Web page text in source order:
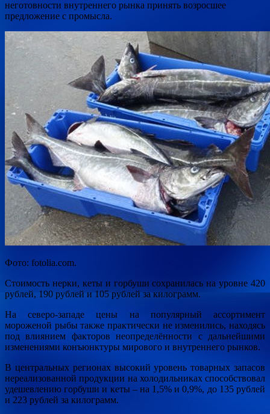
неготовности внутреннего рынка принять возросшее
предложение с промысла.
Фото: fotolia.com.
Стоимость нерки, кеты и горбуши сохранилась на уровне 420
рублей, 190 рублей и 105 рублей за килограмм.
На северо-западе цены на популярный ассортимент
мороженой рыбы также практически не изменились, находясь
под влиянием факторов неопределённости с дальнейшими
изменениями конъюнктуры мирового и внутреннего рынков.
В центральных регионах высокий уровень товарных запасов
нереализованной продукции на холодильниках способствовал
удешевлению горбуши и кеты – на 1,5% и 0,9%, до 135 рублей
и 223 рублей за килограмм.